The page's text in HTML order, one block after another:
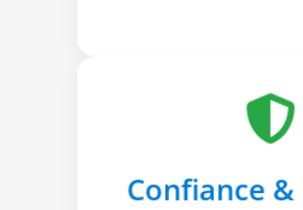
Confiance